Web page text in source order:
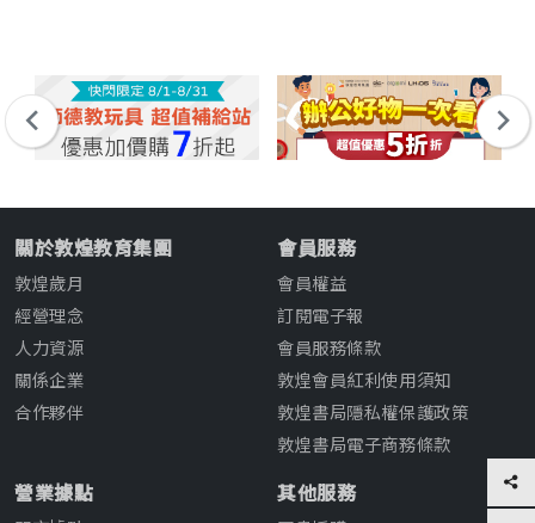
關於敦煌教育集團
敦煌歲月
經營理念
人力資源
關係企業
合作夥伴
會員服務
會員權益
訂閱電子報
會員服務條款
敦煌會員紅利使用須知
敦煌書局隱私權保護政策
敦煌書局電子商務條款
營業據點 其他服務